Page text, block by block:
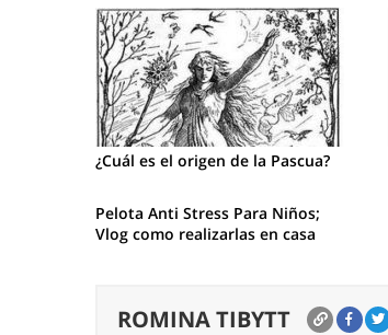
¿Cuál es el origen de la Pascua?
Pelota Anti Stress Para Niños;
Vlog como realizarlas en casa
ROMINA TIBYTT